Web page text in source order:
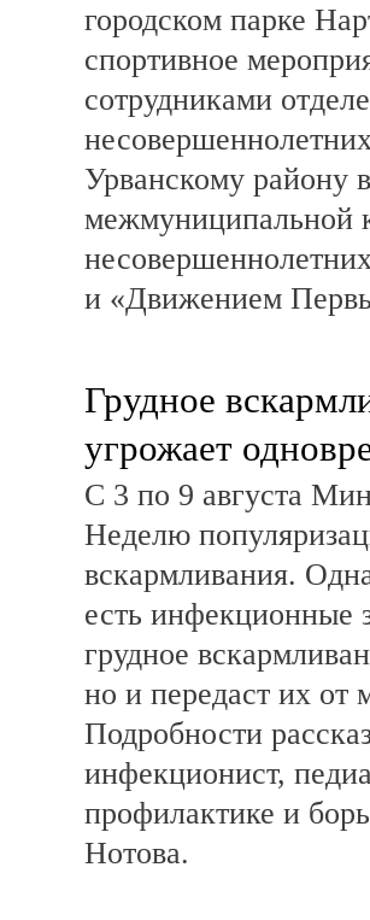
городском парке
спортивное
сотрудниками
Урванскому району
межмуниципальной
и «Движением
Грудное
угрожает
С 3 по 9 августа
Неделю
вскармливания.
есть инфекционные
грудное
но и передаст их от
Подробности
инфекционист,
профилактике и
Нотова.